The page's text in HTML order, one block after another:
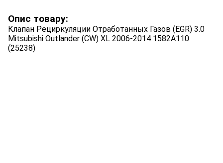
Опис товару:
Клапан Рециркуляции Отработанных Газов (EGR) 3.0
Mitsubishi Outlander (CW) XL 2006-2014 1582A110
(25238)